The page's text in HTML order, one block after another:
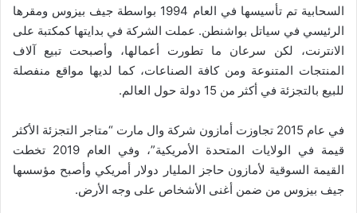
السحابية تم تأسيسها في العام 1994 بواسطة جيف بيزوس ومقرها
الرئيسي في سياتل بواشنطن. عملت الشركة في بدايتها كمكتبة على
الانترنت، لكن سرعان ما تطورت أعمالها، وأصبحت تبيع آلاف
المنتجات المتنوعة ومن كافة الصناعات، كما لديها مواقع منفصلة
للبيع بالتجزئة في أكثر من 15 دولة حول العالم.
في عام 2015 تجاوزت أمازون شركة وال مارت “متاجر التجزئة الأكثر
قيمة في الولايات المتحدة الأمريكية”، وفي العام 2019 تخطت
القيمة السوقية لأمازون حاجز المليار دولار أمريكي وأصبح مؤسسها
جيف بيزوس من ضمن أغنى الأشخاص على وجه الأرض.